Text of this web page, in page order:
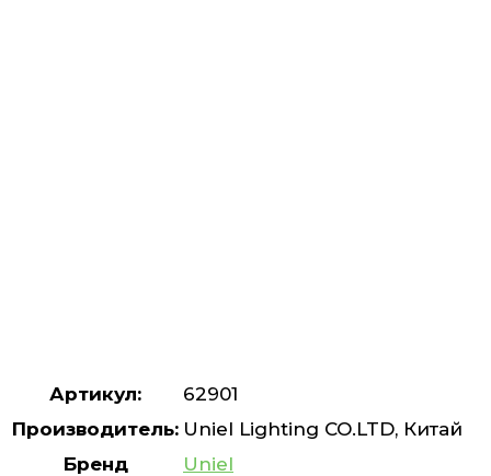
Артикул:
62901
Производитель: Uniel Lighting CO.LTD, Китай
Бренд
Uniel